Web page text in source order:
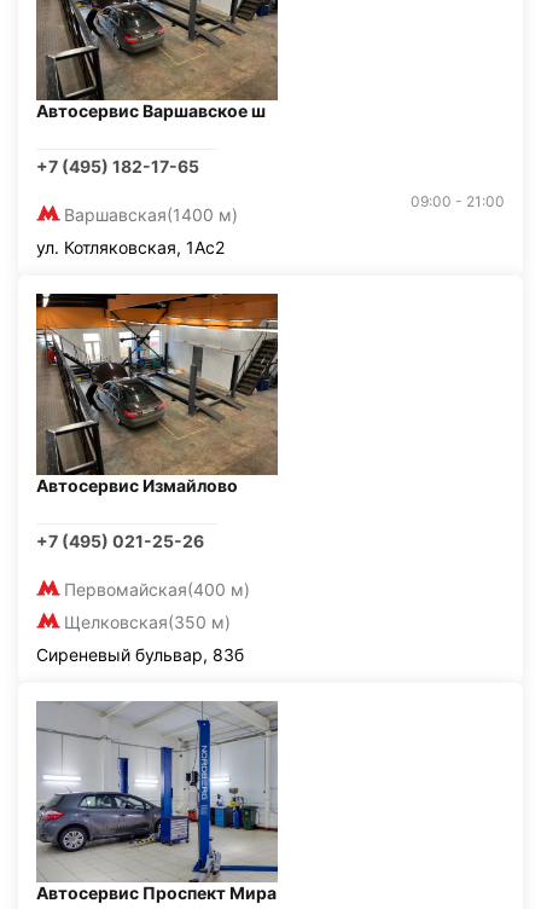
Автосервис Варшавское ш
+7 (495) 182-17-65
Варшавская(1400 м)
09:00 - 21:00
ул. Котляковская, 1Ас2
Автосервис Измайлово
+7 (495) 021-25-26
Первомайская(400 м)
Щелковская(350 м)
Сиреневый бульвар, 83б
Автосервис Проспект Мира